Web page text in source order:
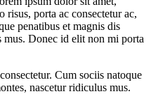
porta ac consectetur ac,
penatibus et magnis dis
mus. Donec id elit non mi porta
Cum sociis natoque
nascetur ridiculus mus.